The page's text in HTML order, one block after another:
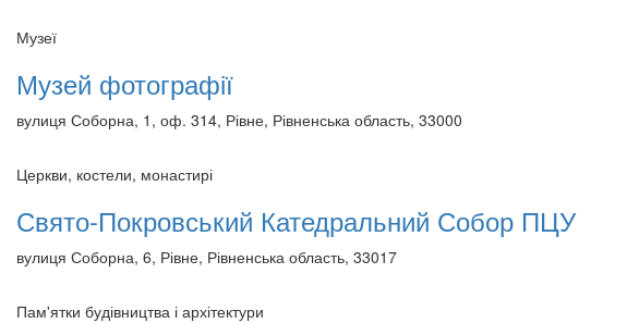
Музеї
Музей фотографії
вулиця Соборна, 1, оф. 314, Рівне, Рівненська область, 33000
Церкви, костели, монастирі
Свято-Покровський Катедральний Собор ПЦУ
вулиця Соборна, 6, Рівне, Рівненська область, 33017
Пам'ятки будівництва і архітектури